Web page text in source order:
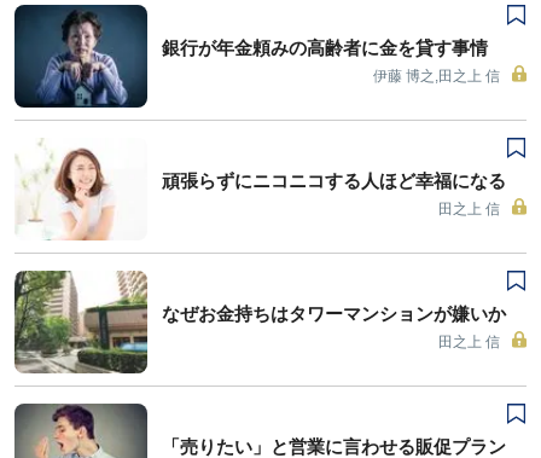
銀行が年金頼みの高齢者に金を貸す事情
伊藤 博之,田之上 信
頑張らずにニコニコする人ほど幸福になる
田之上 信
なぜお金持ちはタワーマンションが嫌いか
田之上 信
「売りたい」と営業に言わせる販促プラン